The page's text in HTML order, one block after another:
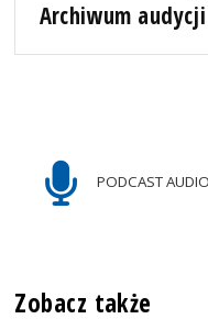
Archiwum
PODCAST AUDIO
Zobacz także